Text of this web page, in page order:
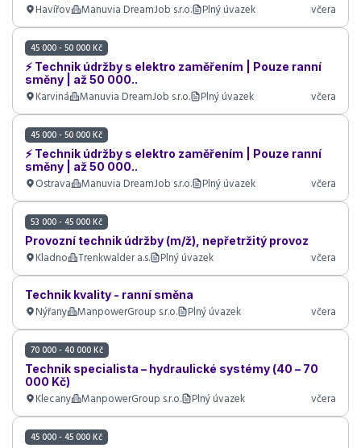
Havířov Manuvia DreamJob s.r.o. Plný úvazek včera
45 000 - 50 000 Kč
⚡ Technik údržby s elektro zaměřením | Pouze ranní
směny | až 50 000..
Karviná Manuvia DreamJob s.r.o. Plný úvazek včera
45 000 - 50 000 Kč
⚡ Technik údržby s elektro zaměřením | Pouze ranní
směny | až 50 000..
Ostrava Manuvia DreamJob s.r.o. Plný úvazek včera
53 000 - 45 000 Kč
Provozní technik údržby (m/ž), nepřetržitý provoz
Kladno Trenkwalder a.s. Plný úvazek včera
Technik kvality - ranní směna
Nýřany ManpowerGroup s.r.o. Plný úvazek včera
70 000 - 40 000 Kč
Technik specialista – hydraulické systémy (40 – 70
000 Kč)
Klecany ManpowerGroup s.r.o. Plný úvazek včera
45 000 - 45 000 Kč